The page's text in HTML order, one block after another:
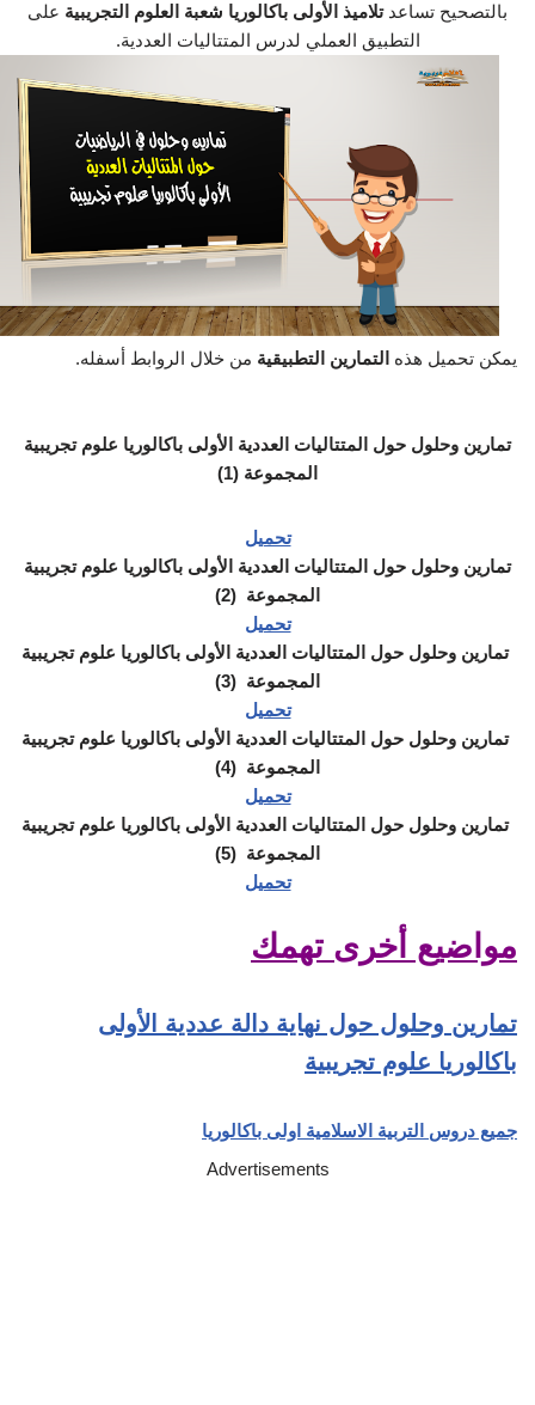
بالتصحيح تساعدتلاميذ الأولى باكالوريا شعبة العلوم التجريبية على
التطبيق العملي لدرس المتتاليات العددية.
يمكن تحميل هذه التمارين التطبيقية من خلال الروابط أسفله.
تمارين وحلول حول المتتاليات العددية الأولى باكالوريا علوم تجريبية
المجموعة (1)
تحميل
تمارين وحلول حول المتتاليات العددية الأولى باكالوريا علوم تجريبية
المجموعة (2)
تحميل
تمارين وحلول حول المتتاليات العددية الأولى باكالوريا علوم تجريبية
المجموعة (3)
تحميل
تمارين وحلول حول المتتاليات العددية الأولى باكالوريا علوم تجريبية
المجموعة (4)
تحميل
تمارين وحلول حول المتتاليات العددية الأولى باكالوريا علوم تجريبية
المجموعة (5)
تحميل
مواضيع أخرى تهمك
تمارين وحلول حول نهاية دالة عددية الأولى
باكالوريا علوم تجريبية
جميع دروس التربية الاسلامية اولى باكالوريا
Advertisements